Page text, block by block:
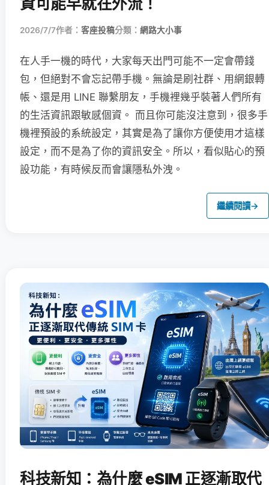
2026/7/7作者： 客座投稿分類： 網路大小事
在人手一機的時代，大家每天出門可能不一定會帶錢
包，但絕對不會忘記帶手機。無論是刷社群、用網銀轉
帳、還是用 LINE 聯繫朋友，手機裡幾乎裝著人們所有
的生活資訊跟敏感個資。 而且你可能沒注意到，很多手
機裡預設的系統設定，其實是為了讓你方便使用才這樣
設定，而不是為了你的資訊安全。所以，看似貼心的預
設功能，有時候反而會讓隱私外洩。
繼續閱讀→
科技新知：為什麼 eSIM 正逐漸取代